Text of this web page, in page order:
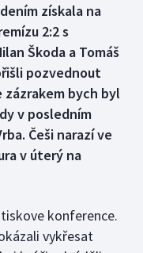
získala na
2:2 s
Škoda a Tomáš
pozvednout
zázrakem bych byl
v posledním
Češi narazí ve
v úterý na
konference.
vykřesat